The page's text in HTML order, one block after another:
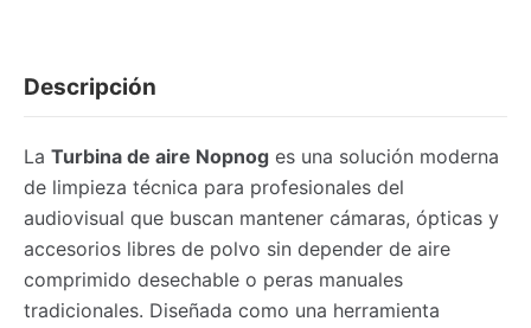
Descripción
La Turbina de aire Nopnog es una solución moderna
de limpieza técnica para profesionales del
audiovisual que buscan mantener cámaras, ópticas y
accesorios libres de polvo sin depender de aire
comprimido desechable o peras manuales
tradicionales. Diseñada como una herramienta